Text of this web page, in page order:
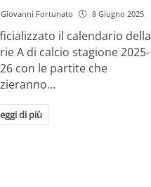
Giovanni Fortunato 8 Giugno 2025
il calendario della
A di calcio stagione 2025-
con le partite che
di più